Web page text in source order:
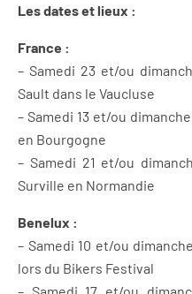
Les dates et lieux :
France :
– Samedi 23 et/ou
Sault dans le Vaucluse
– Samedi 13 et/ou
en Bourgogne
– Samedi 21 et/ou
Surville en Normandie
Benelux :
– Samedi 10 et/ou
lors du Bikers Festival